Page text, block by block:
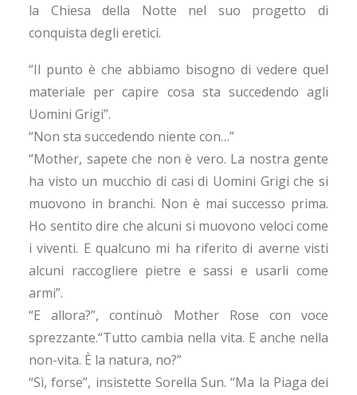
la Chiesa della Notte nel suo progetto di
conquista degli eretici.
“Il punto è che abbiamo bisogno di vedere quel
materiale per capire cosa sta succedendo agli
Uomini Grigi”.
“Non sta succedendo niente con…”
“Mother, sapete che non è vero. La nostra gente
ha visto un mucchio di casi di Uomini Grigi che si
muovono in branchi. Non è mai successo prima.
Ho sentito dire che alcuni si muovono veloci come
i viventi. E qualcuno mi ha riferito di averne visti
alcuni raccogliere pietre e sassi e usarli come
armi”.
“E allora?”, continuò Mother Rose con voce
sprezzante.“Tutto cambia nella vita. E anche nella
non-vita. È la natura, no?”
“Sì, forse”, insistette Sorella Sun. “Ma la Piaga dei